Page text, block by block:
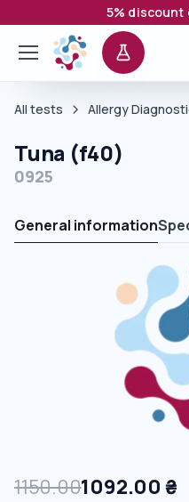
5% discount
All tests Allergy
Tuna (f40)
0925
General information
1150.001092.00 ₴